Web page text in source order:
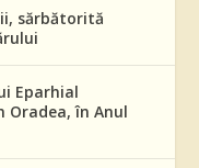
sărbătorită
Eparhial
Oradea, în Anul